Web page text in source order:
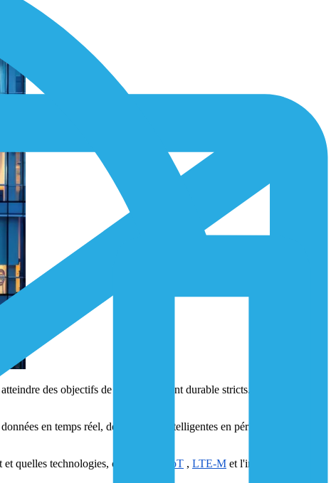
des objectifs de développement durable stricts. Mais l'ancienne
en temps réel, des analyses intelligentes en périphérie, une
quelles technologies, comme
NB-IoT , LTE-M et l'informatique de